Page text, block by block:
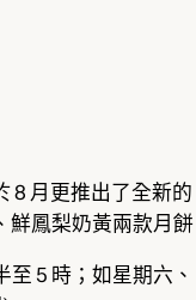
月更推出了全新
鳳梨奶黃兩款月
5 時；如星期六